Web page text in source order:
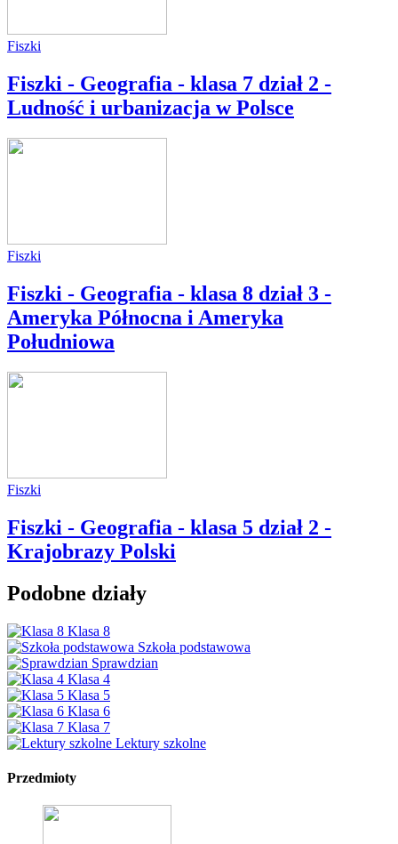
Fiszki
Fiszki - Geografia - klasa 7 dział 2 -
Ludność i urbanizacja w Polsce
Fiszki
Fiszki - Geografia - klasa 8 dział 3 -
Ameryka Północna i Ameryka
Południowa
Fiszki
Fiszki - Geografia - klasa 5 dział 2 -
Krajobrazy Polski
Podobne działy
Klasa 8
Szkoła podstawowa
Sprawdzian
Klasa 4
Klasa 5
Klasa 6
Klasa 7
Lektury szkolne
Przedmioty